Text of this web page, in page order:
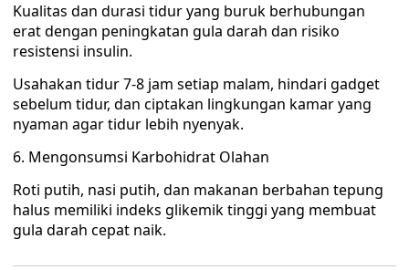
Kualitas dan durasi tidur yang buruk berhubungan
erat dengan peningkatan gula darah dan risiko
resistensi insulin.
Usahakan tidur 7-8 jam setiap malam, hindari gadget
sebelum tidur, dan ciptakan lingkungan kamar yang
nyaman agar tidur lebih nyenyak.
6. Mengonsumsi Karbohidrat Olahan
Roti putih, nasi putih, dan makanan berbahan tepung
halus memiliki indeks glikemik tinggi yang membuat
gula darah cepat naik.